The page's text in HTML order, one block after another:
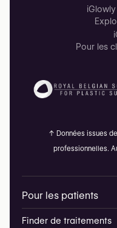
Pour les
↑ Données issues
professionnelles.
Pour les patients
Finder de traitements